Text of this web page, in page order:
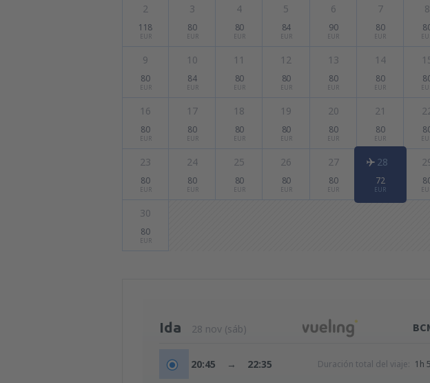
2
118
EUR
3
80
EUR
4
80
EUR
5
84
EUR
6
90
EUR
7
80
EUR
8
9
80
EUR
10
84
EUR
11
80
EUR
12
80
EUR
13
80
EUR
14
80
EUR
16
80
EUR
17
80
EUR
18
80
EUR
19
80
EUR
20
80
EUR
21
80
EUR
23
80
EUR
24
80
EUR
25
80
EUR
26
80
EUR
27
80
EUR
28
72
EUR
30
80
EUR
Ida 28 nov (sáb)
20:45 → 22:35 Duración total del viaje: 1h